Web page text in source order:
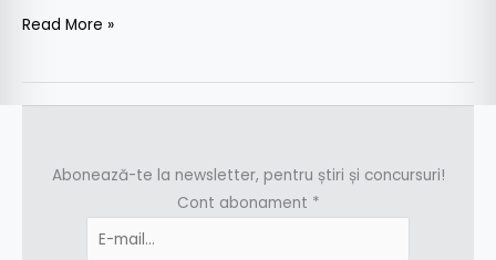
Read More »
Abonează-te la newsletter, pentru știri și concursuri!
Cont abonament *